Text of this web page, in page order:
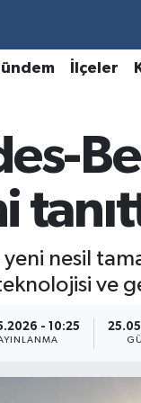
İlçeler
nesil
ve
- 10:25